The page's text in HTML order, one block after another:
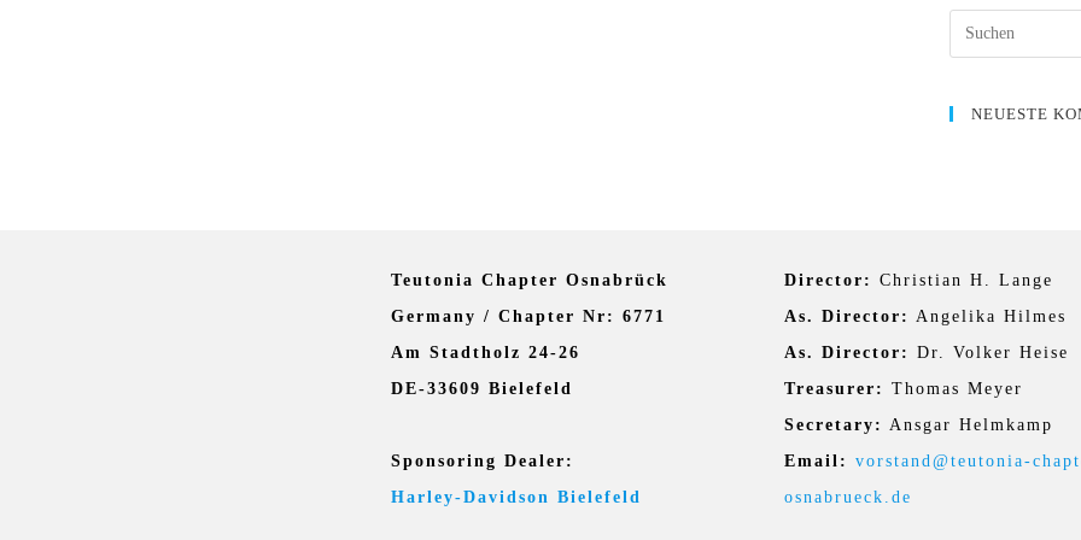
NEUESTE
Teutonia Chapter Osnabrück
Germany / Chapter Nr: 6771
Am Stadtholz 24-26
DE-33609 Bielefeld
Sponsoring Dealer:
Harley-Davidson Bielefeld
Director: Christian H. Lange
As. Director: Angelika Hilmes
As. Director: Dr. Volker Heise
Treasurer: Thomas Meyer
Secretary: Ansgar Helmkamp
Email:
vorstand@teutonia-
osnabrueck.de